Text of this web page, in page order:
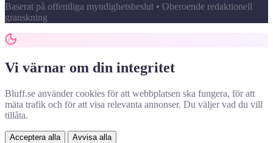
Baserat på offentliga myndighetsbeslut • Oberoende redaktionell
granskning
Vi värnar om din integritet
Bluff.se använder cookies för att webbplatsen ska fungera, för att
mäta trafik och för att visa relevanta annonser. Du väljer vad du vill
tillåta.
Acceptera alla
Avvisa alla